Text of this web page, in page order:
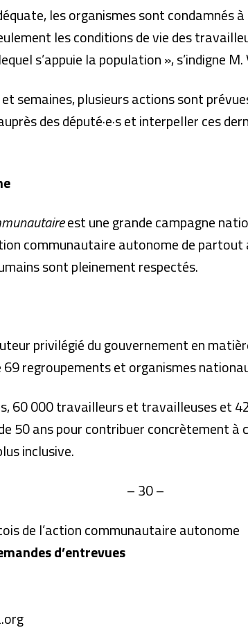
les organismes sont condamnés à
les conditions de vie des
s’appuie la population », s’indigne
semaines, plusieurs actions sont
des député·e·s et interpeller ces
est une grande campagne
communautaire autonome de partout
sont pleinement respectés.
privilégié du gouvernement en
regroupements et organismes
60 000 travailleurs et travailleuses et
50 ans pour contribuer concrètement à
inclusive.
– 30 –
de l’action communautaire autonome
d’entrevues